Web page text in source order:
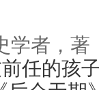
学者，著
任的孩